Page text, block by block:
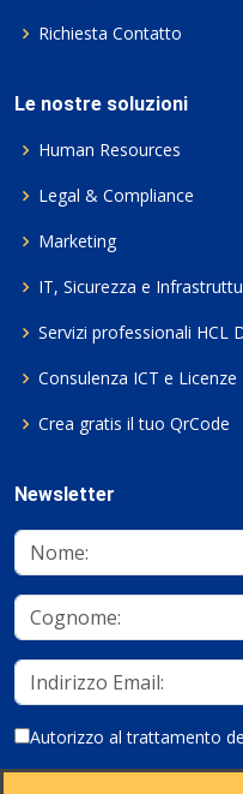
Richiesta Contatto
Le nostre soluzioni
Human Resources
Legal & Compliance
Marketing
IT, Sicurezza e
Servizi professionali HCL
Consulenza ICT e Licenze
Crea gratis il tuo QrCode
Newsletter
Autorizzo al trattamento